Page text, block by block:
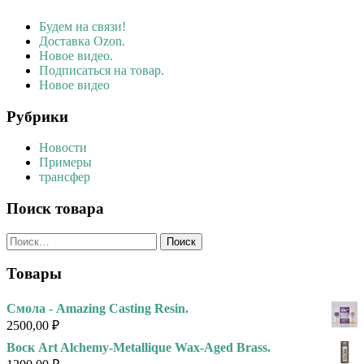
Будем на связи!
Доставка Ozon.
Новое видео.
Подписаться на товар.
Новое видео
Рубрики
Новости
Примеры
трансфер
Поиск товара
Найти:
Товары
Смола - Amazing Casting Resin.
2500,00 ₽
Воск Art Alchemy-Metallique Wax-Aged Brass.